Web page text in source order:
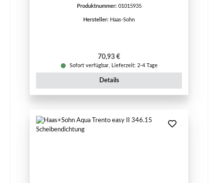
Produktnummer: 01015935
Hersteller: Haas-Sohn
Regulärer Preis:
70,93 €
Sofort verfügbar, Lieferzeit: 2-4 Tage
Details